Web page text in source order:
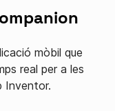
mòbil que
real per a les
Inventor.